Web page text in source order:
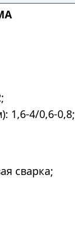
1,6-4/0,6-0,8;
сварка;